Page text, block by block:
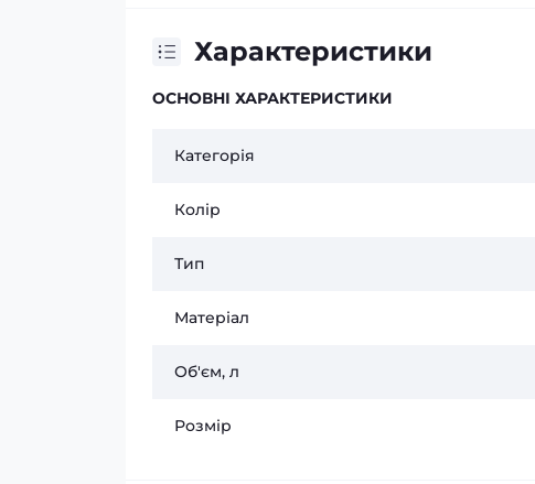
Характеристики
ОСНОВНІ ХАРАКТЕРИСТИКИ
Категорія
Колір
Тип
Матеріал
Об'єм, л
Розмір